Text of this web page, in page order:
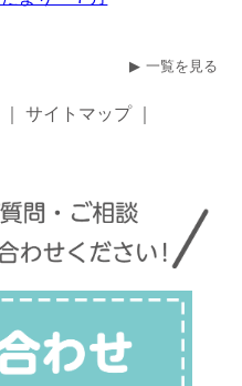
一覧を見る
サイトマップ｜